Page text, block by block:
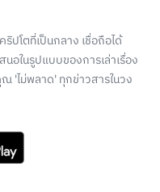
ปโตที่เป็นกลาง เชื่อถือได้
อในรูปแบบของการเล่าเรื่อง
ณ 'ไม่พลาด' ทุกข่าวสารในวง